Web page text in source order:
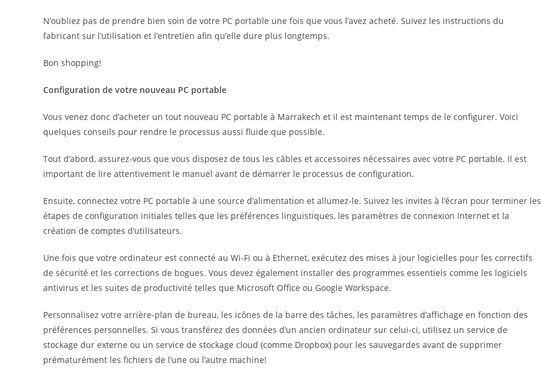
N’oubliez pas de prendre bien soin de votre PC portable une fois que vous l’avez acheté. Suivez les instructions du
fabricant sur l’utilisation et l’entretien afin qu’elle dure plus longtemps.
Bon shopping!
Configuration de votre nouveau PC portable
Vous venez donc d’acheter un tout nouveau PC portable à Marrakech et il est maintenant temps de le configurer. Voici
quelques conseils pour rendre le processus aussi fluide que possible.
Tout d’abord, assurez-vous que vous disposez de tous les câbles et accessoires nécessaires avec votre PC portable. Il est
important de lire attentivement le manuel avant de démarrer le processus de configuration.
Ensuite, connectez votre PC portable à une source d’alimentation et allumez-le. Suivez les invites à l’écran pour terminer les
étapes de configuration initiales telles que les préférences linguistiques, les paramètres de connexion Internet et la
création de comptes d’utilisateurs.
Une fois que votre ordinateur est connecté au Wi-Fi ou à Ethernet, exécutez des mises à jour logicielles pour les correctifs
de sécurité et les corrections de bogues. Vous devez également installer des programmes essentiels comme les logiciels
antivirus et les suites de productivité telles que Microsoft Office ou Google Workspace.
Personnalisez votre arrière-plan de bureau, les icônes de la barre des tâches, les paramètres d’affichage en fonction des
préférences personnelles. Si vous transférez des données d’un ancien ordinateur sur celui-ci, utilisez un service de
stockage dur externe ou un service de stockage cloud (comme Dropbox) pour les sauvegardes avant de supprimer
prématurément les fichiers de l’une ou l’autre machine!